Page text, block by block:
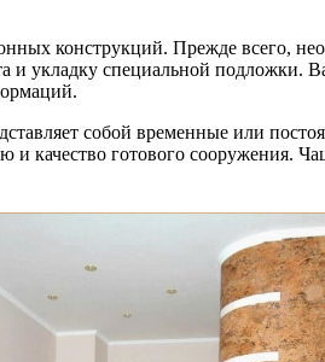
конструкций. Прежде всего,
укладку специальной подложки.
собой временные или
качество готового сооружения.